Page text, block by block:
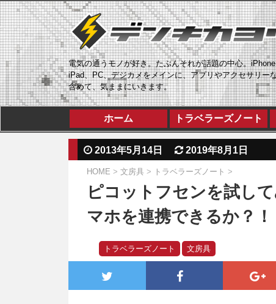
電気の通うモノが好き。たぶんそれが話題の中心。
iPad、PC、デジカメをメインに、アプリやアクセサリー
含めて、気ままにいきます。
ホーム トラベラーズノート
2013年5月14日 2019年8月1日
HOME > 文房具 > トラベラーズノート >
ピコットフセンを試し
マホを連携できるか？！
トラベラーズノート 文房具